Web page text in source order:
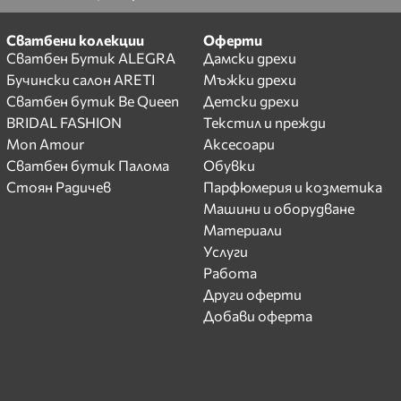
Сватбени колекции
Сватбен Бутик ALEGRA
Бучински салон ARETI
Сватбен бутик Be Queen
BRIDAL FASHION
Mon Amour
Сватбен бутик Палома
Стоян Радичев
Оферти
Дамски дрехи
Мъжки дрехи
Детски дрехи
Текстил и прежди
Аксесоари
Обувки
Парфюмерия и козметика
Машини и оборудване
Материали
Услуги
Работа
Други оферти
Добави оферта